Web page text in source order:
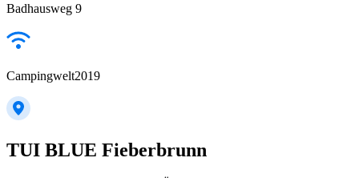
Badhausweg 9
Campingwelt2019
TUI BLUE Fieberbrunn